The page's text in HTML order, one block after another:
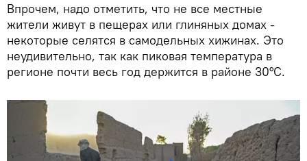
Впрочем, надо отметить, что не все местные
жители живут в пещерах или глиняных домах -
некоторые селятся в самодельных хижинах. Это
неудивительно, так как пиковая температура в
регионе почти весь год держится в районе 30°C.